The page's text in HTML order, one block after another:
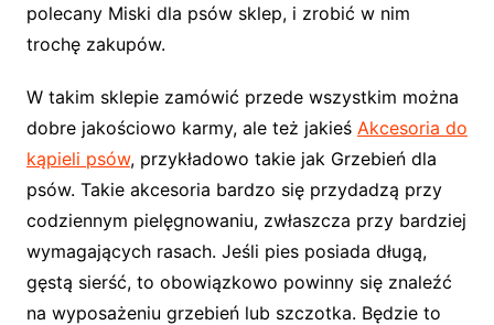
polecany Miski dla psów sklep, i zrobić w nim
trochę zakupów.
W takim sklepie zamówić przede wszystkim można
dobre jakościowo karmy, ale też jakieś Akcesoria do
kąpieli psów, przykładowo takie jak Grzebień dla
psów. Takie akcesoria bardzo się przydadzą przy
codziennym pielęgnowaniu, zwłaszcza przy bardziej
wymagających rasach. Jeśli pies posiada długą,
gęstą sierść, to obowiązkowo powinny się znaleźć
na wyposażeniu grzebień lub szczotka. Będzie to